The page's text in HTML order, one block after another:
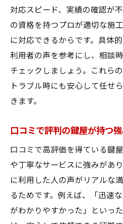
鍵屋選びで重視した
奈良市で評価される
制
鍵屋にお願いする際
鍵屋ならではの住宅防犯
鍵屋が教える住宅防
ミング
最新スマートロック
防犯カメラ設置に強
鍵屋の知識を活かし
対応スピード、実績の確認が
の資格を持つプロが適切な施
に対応できるからです。具体
利用者の声を参考にし、相談
チェックしましょう。これら
トラブル時にも安心して任せ
きます。
口コミで評判の鍵屋が持つ
口コミで高評価を得ている鍵
や丁寧なサービスに強みがあ
に利用した人の声がリアルな
るためです。例えば、「迅速
がわかりやすかった」といっ